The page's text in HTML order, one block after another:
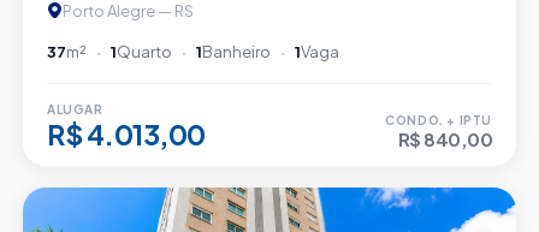
Porto Alegre — RS
37m² 1Quarto 1Banheiro 1Vaga
ALUGAR
R$ 4.013,00 CONDO. + IPTU
R$ 840,00